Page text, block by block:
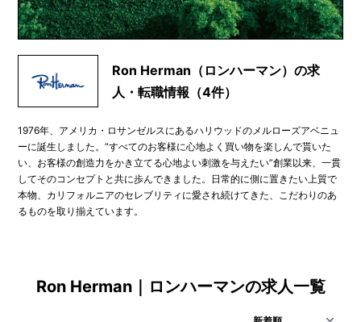
Ron Herman（ロンハーマン）の求
人・転職情報（4件）
1976年、アメリカ・ロサンゼルスにあるハリウッドのメルローズアベニュ
ーに誕生しました。“すべてのお客様に心地よく買い物を楽しんで貰いた
い、お客様の創造力をかき立てる心地よい刺激を与えたい”創業以来、一貫
してそのコンセプトと共に歩んできました。日常的に側に置きたい上質で
本物、カリフォルニアのセレブリティに愛され続けてきた、こだわりのあ
るものを取り揃えています。
Ron Herman｜ロンハーマンの求人一覧